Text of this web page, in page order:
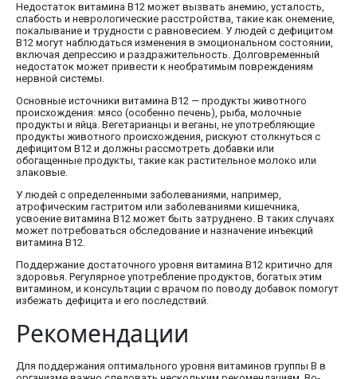
Недостаток витамина В12 может вызвать анемию, усталость,
слабость и неврологические расстройства, такие как онемение,
покалывание и трудности с равновесием. У людей с дефицитом
В12 могут наблюдаться изменения в эмоциональном состоянии,
включая депрессию и раздражительность. Долговременный
недостаток может привести к необратимым повреждениям
нервной системы.
Основные источники витамина В12 — продукты животного
происхождения: мясо (особенно печень), рыба, молочные
продукты и яйца. Вегетарианцы и веганы, не употребляющие
продукты животного происхождения, рискуют столкнуться с
дефицитом В12 и должны рассмотреть добавки или
обогащенные продукты, такие как растительное молоко или
злаковые.
У людей с определенными заболеваниями, например,
атрофическим гастритом или заболеваниями кишечника,
усвоение витамина В12 может быть затруднено. В таких случаях
может потребоваться обследование и назначение инъекций
витамина В12.
Поддержание достаточного уровня витамина В12 критично для
здоровья. Регулярное употребление продуктов, богатых этим
витамином, и консультации с врачом по поводу добавок помогут
избежать дефицита и его последствий.
Рекомендации
Для поддержания оптимального уровня витаминов группы В в